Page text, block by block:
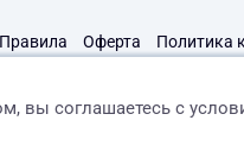
Правила Оферта Политика
вы соглашаетесь с